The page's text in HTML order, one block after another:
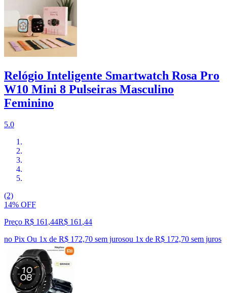
Relógio Inteligente Smartwatch Rosa Pro
W10 Mini 8 Pulseiras Masculino
Feminino
5.0
(2)
14% OFF
Preço R$ 161,44R$ 161 ,44
no Pix Ou 1x de R$ 172,70 sem jurosou 1x de R$ 172,70 sem juros